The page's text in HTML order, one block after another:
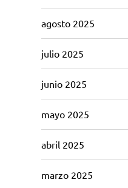
agosto 2025
julio 2025
junio 2025
mayo 2025
abril 2025
marzo 2025